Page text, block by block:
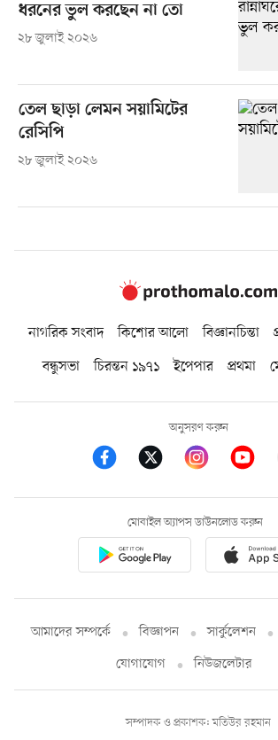
ধরনের ভুল করছেন না তো
২৮ জুলাই ২০২৬
তেল ছাড়া লেমন সয়ামিটের
রেসিপি
২৮ জুলাই ২০২৬
নাগরিক সংবাদ কিশোর আলো বিজ্ঞানচিন্তা
বন্ধুসভা
চিরন্তন ১৯৭১ ইপেপার প্রথমা
অনুসরণ করুন
মোবাইল অ্যাপস ডাউনলোড করুন
আমাদের সম্পর্কে বিজ্ঞাপন সার্কুলেশন
যোগাযোগ
নিউজলেটার
সম্পাদক ও প্রকাশক: মতিউর রহমান